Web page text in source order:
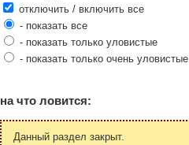
отключить / включить все
- показать все
- показать только уловистые
- показать только очень уловистые
на что ловится:
Данный раздел закрыт.